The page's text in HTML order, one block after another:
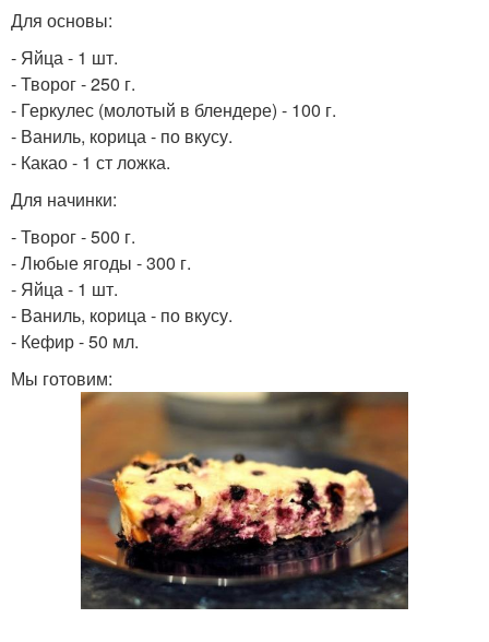
Для основы:
- Яйца - 1 шт.
- Творог - 250 г.
- Геркулес (молотый в блендере) - 100 г.
- Ваниль, корица - по вкусу.
- Какао - 1 ст ложка.
Для начинки:
- Творог - 500 г.
- Любые ягоды - 300 г.
- Яйца - 1 шт.
- Ваниль, корица - по вкусу.
- Кефир - 50 мл.
Мы готовим: